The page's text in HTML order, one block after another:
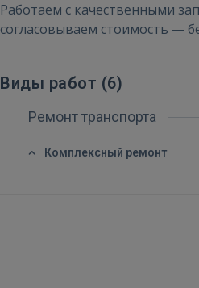
Работаем с качественными
согласовываем стоимость —
Виды работ (6)
Ремонт транспорта
Комплексный ремонт